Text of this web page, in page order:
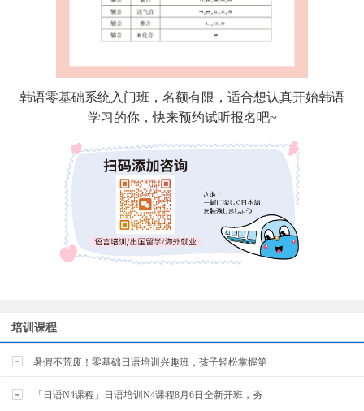
韩语零基础系统入门班，名额有限，适合想认真开始韩语
学习的你，快来预约试听报名吧~
培训课程
暑假不荒废！零基础日语培训兴趣班，孩子轻松掌握第
「日语N4课程」日语培训N4课程8月6日全新开班，夯